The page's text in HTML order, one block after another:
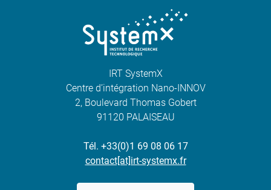
IRT SystemX
Centre d’intégration Nano-INNOV
2, Boulevard Thomas Gobert
91120 PALAISEAU
Tél. +33(0)1 69 08 06 17
contact[at]irt-systemx.fr